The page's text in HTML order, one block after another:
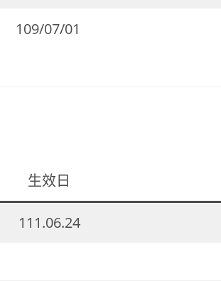
109/07/01
生效日
111.06.24